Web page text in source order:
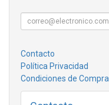
Contacto
Política Privacidad
Condiciones de Compra